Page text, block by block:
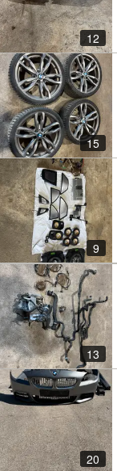
12
15
9
13
20